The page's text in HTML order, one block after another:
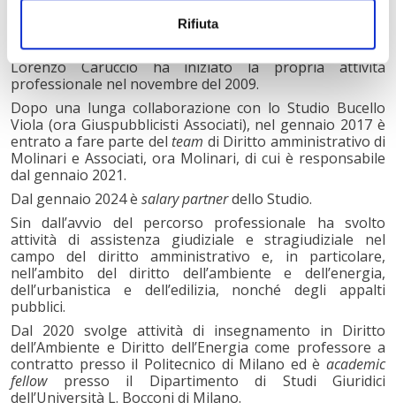
Rifiuta
Lorenzo Caruccio ha iniziato la propria attività
professionale nel novembre del 2009.
Dopo una lunga collaborazione con lo Studio Bucello
Viola (ora Giuspubblicisti Associati), nel gennaio 2017 è
entrato a fare parte del team di Diritto amministrativo di
Molinari e Associati, ora Molinari, di cui è responsabile
dal gennaio 2021.
Dal gennaio 2024 è salary partnerdello Studio.
Sin dall’avvio del percorso professionale ha svolto
attività di assistenza giudiziale e stragiudiziale nel
campo del diritto amministrativo e, in particolare,
nell’ambito del diritto dell’ambiente e dell’energia,
dell’urbanistica e dell’edilizia, nonché degli appalti
pubblici.
Dal 2020 svolge attività di insegnamento in Diritto
dell’Ambiente e Diritto dell’Energia come professore a
contratto presso il Politecnico di Milano ed è academic
fellowpresso il Dipartimento di Studi Giuridici
dell’Università L. Bocconi di Milano.